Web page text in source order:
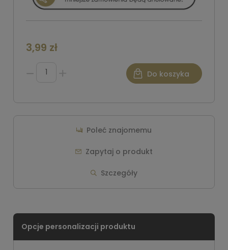
3,99 zł
Do koszyka
Szczegóły
Zapytaj o produkt
Poleć znajomemu